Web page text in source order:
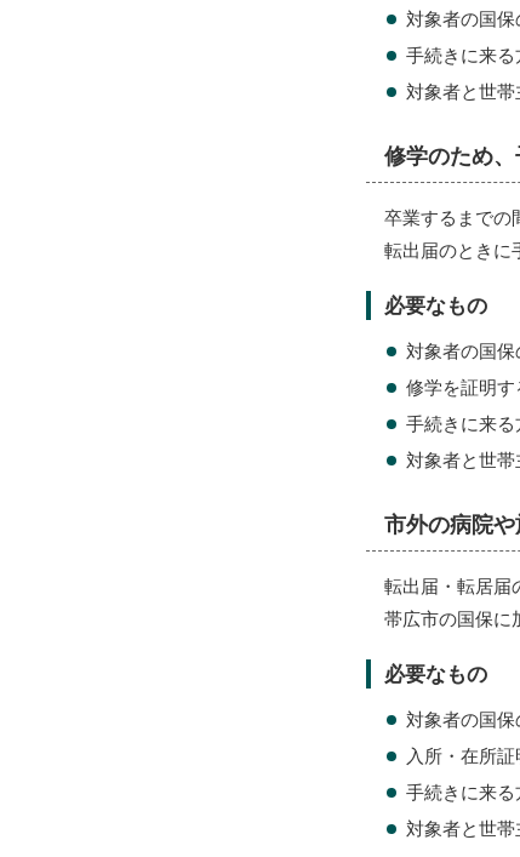
対象者の国
手続きに来
対象者と世
修学のため
卒業するまでの
転出届のときに
必要なもの
対象者の国
修学を証明す
手続きに来
対象者と世
市外の病院
転出届・転居届
帯広市の国保に
必要なもの
対象者の国
入所・在所証
手続きに来
対象者と世